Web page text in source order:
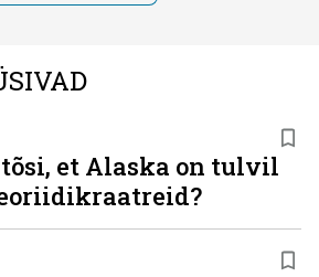
et Alaska on tulvil